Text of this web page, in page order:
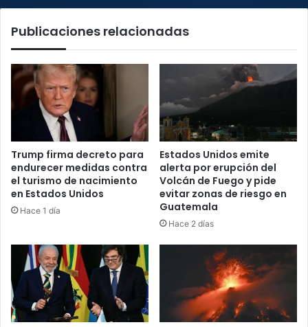
Publicaciones relacionadas
Trump firma decreto para
endurecer medidas contra
el turismo de nacimiento
en Estados Unidos
Hace 1 día
Estados Unidos emite
alerta por erupción del
Volcán de Fuego y pide
evitar zonas de riesgo en
Guatemala
Hace 2 días